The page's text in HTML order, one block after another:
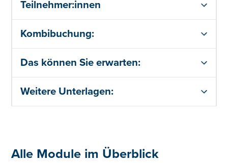
Teilnehmer:innen
Kombibuchung:
Das können Sie erwarten:
Weitere Unterlagen:
Alle Module im Überblick